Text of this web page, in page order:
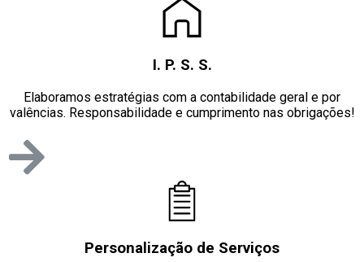
I. P. S. S.
Elaboramos estratégias com a contabilidade geral e por
valências. Responsabilidade e cumprimento nas obrigações!
Personalização de Serviços